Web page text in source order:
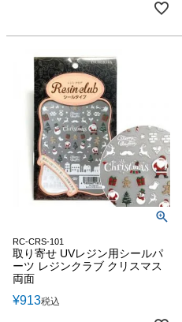
RC-CRS-101
取り寄せ UVレジン用シールパ
ーツ レジンクラブ クリスマス
両面
¥913税込